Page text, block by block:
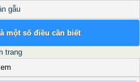
gẫu
một số điều cần biết
trang